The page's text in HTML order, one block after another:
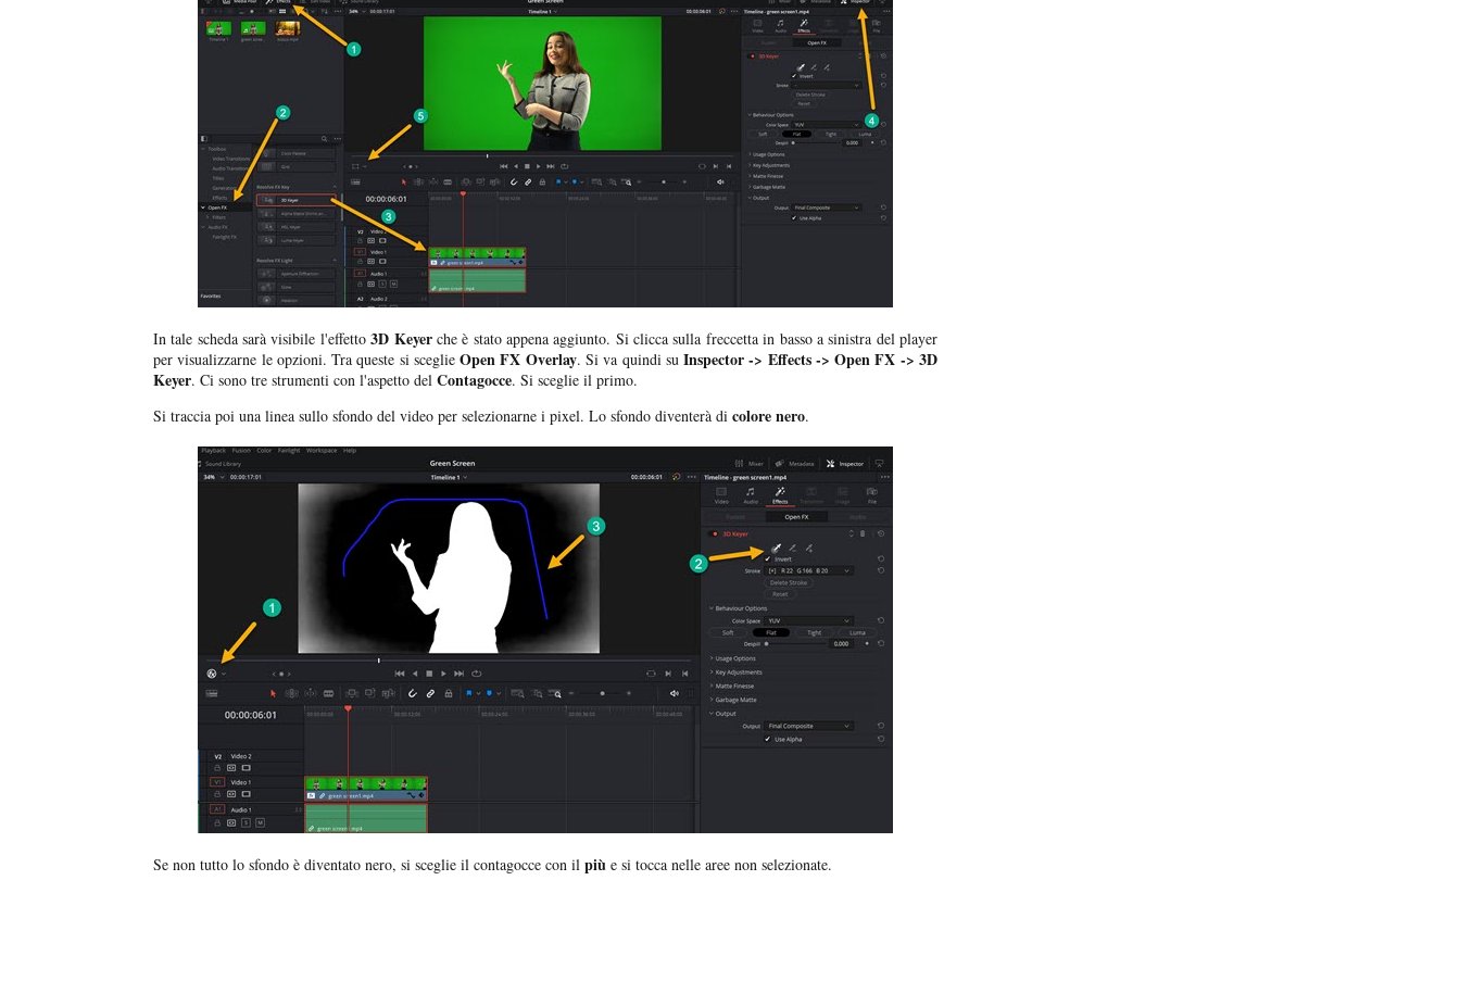
In tale scheda sarà visibile l'effetto3D Keyerche è stato appena aggiunto. Si clicca sulla freccetta in basso a sinistra del player
per visualizzarne le opzioni. Tra queste si sceglieOpen FX Overlay. Si va quindi suInspector -> Effects -> Open FX -> 3D
Keyer. Ci sono tre strumenti con l'aspetto del Contagocce. Si sceglie il primo.
Si traccia poi una linea sullo sfondo del video per selezionarne i pixel. Lo sfondo diventerà di colore nero.
Se non tutto lo sfondo è diventato nero, si sceglie il contagocce con il più e si tocca nelle aree non selezionate.